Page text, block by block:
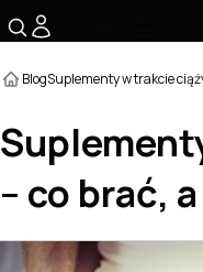
BlogSuplementy w trakcie
– co brać,